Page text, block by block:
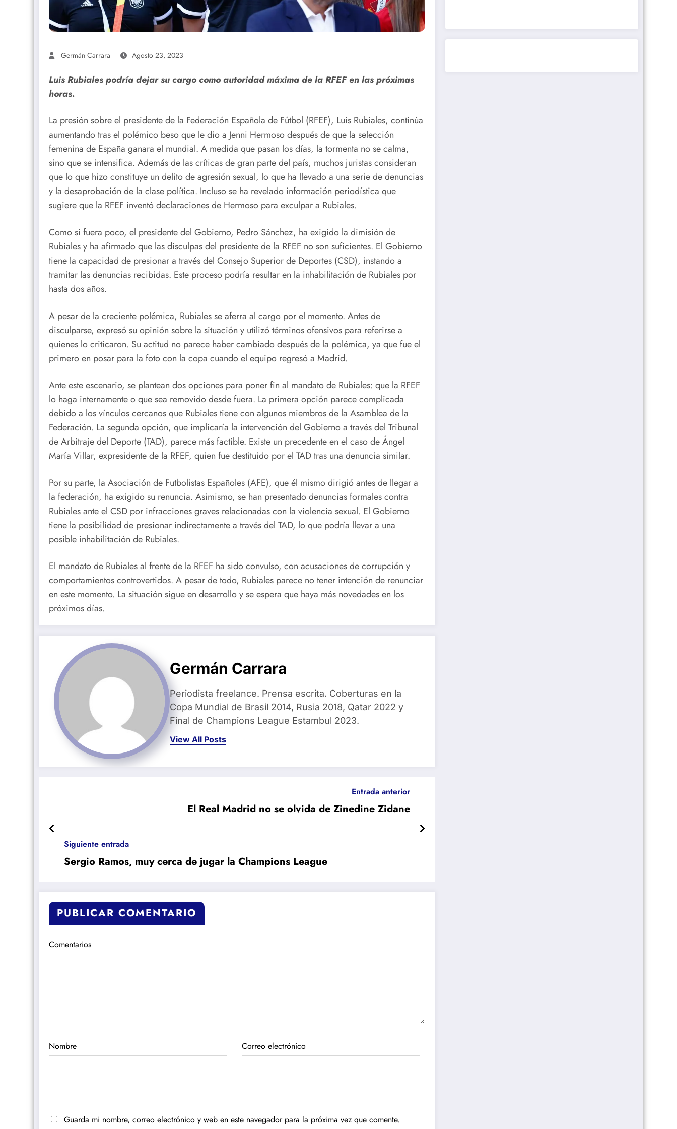
Germán Carrara Agosto 23, 2023
Luis Rubiales podría dejar su cargo como autoridad máxima de la RFEF en las próximas
horas.
La presión sobre el presidente de la Federación Española de Fútbol (RFEF), Luis Rubiales, continúa
aumentando tras el polémico beso que le dio a Jenni Hermoso después de que la selección
femenina de España ganara el mundial. A medida que pasan los días, la tormenta no se calma,
sino que se intensifica. Además de las críticas de gran parte del país, muchos juristas consideran
que lo que hizo constituye un delito de agresión sexual, lo que ha llevado a una serie de denuncias
y la desaprobación de la clase política. Incluso se ha revelado información periodística que
sugiere que la RFEF inventó declaraciones de Hermoso para exculpar a Rubiales.
Como si fuera poco, el presidente del Gobierno, Pedro Sánchez, ha exigido la dimisión de
Rubiales y ha afirmado que las disculpas del presidente de la RFEF no son suficientes. El Gobierno
tiene la capacidad de presionar a través del Consejo Superior de Deportes (CSD), instando a
tramitar las denuncias recibidas. Este proceso podría resultar en la inhabilitación de Rubiales por
hasta dos años.
A pesar de la creciente polémica, Rubiales se aferra al cargo por el momento. Antes de
disculparse, expresó su opinión sobre la situación y utilizó términos ofensivos para referirse a
quienes lo criticaron. Su actitud no parece haber cambiado después de la polémica, ya que fue el
primero en posar para la foto con la copa cuando el equipo regresó a Madrid.
Ante este escenario, se plantean dos opciones para poner fin al mandato de Rubiales: que la RFEF
lo haga internamente o que sea removido desde fuera. La primera opción parece complicada
debido a los vínculos cercanos que Rubiales tiene con algunos miembros de la Asamblea de la
Federación. La segunda opción, que implicaría la intervención del Gobierno a través del Tribunal
de Arbitraje del Deporte (TAD), parece más factible. Existe un precedente en el caso de Ángel
María Villar, expresidente de la RFEF, quien fue destituido por el TAD tras una denuncia similar.
Por su parte, la Asociación de Futbolistas Españoles (AFE), que él mismo dirigió antes de llegar a
la federación, ha exigido su renuncia. Asimismo, se han presentado denuncias formales contra
Rubiales ante el CSD por infracciones graves relacionadas con la violencia sexual. El Gobierno
tiene la posibilidad de presionar indirectamente a través del TAD, lo que podría llevar a una
posible inhabilitación de Rubiales.
El mandato de Rubiales al frente de la RFEF ha sido convulso, con acusaciones de corrupción y
comportamientos controvertidos. A pesar de todo, Rubiales parece no tener intención de renunciar
en este momento. La situación sigue en desarrollo y se espera que haya más novedades en los
próximos días.
Germán Carrara
Periodista freelance. Prensa escrita. Coberturas en la
Copa Mundial de Brasil 2014, Rusia 2018, Qatar 2022 y
Final de Champions League Estambul 2023.
View All Posts
Entrada anterior
El Real Madrid no se olvida de Zinedine Zidane
Siguiente entrada
Sergio Ramos, muy cerca de jugar la Champions League
PUBLICAR COMENTARIO
Comentarios
Nombre Correo electrónico
Guarda mi nombre, correo electrónico y web en este navegador para la próxima vez que comente.